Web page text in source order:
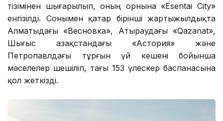
тізімінен шығарылып, оның орнына «Esentai City»
енгізілді. Сонымен қатар бірінші жартыжылдықта
Алматыдағы «Весновка», Атыраудағы «Qazanat»,
Шығыс Қазақстандағы «Астория» және
Петропавлдағы тұрғын үй кешені бойынша
мәселелер шешіліп, тағы 153 үлескер баспанасына
қол жеткізді.